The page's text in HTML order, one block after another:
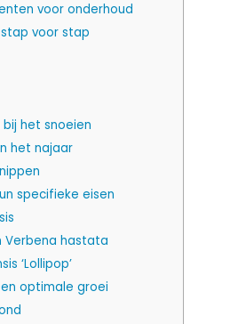
voor onderhoud
voor stap
het snoeien
het najaar
specifieke eisen
Verbena hastata
‘Lollipop’
optimale groei